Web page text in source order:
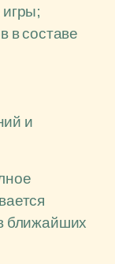
в составе
и
ближайших